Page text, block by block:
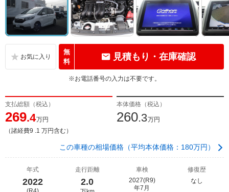
無
料
見積もり・在庫確認
※お電話番号の入力は不要です。
支払総額（税込）
269.4万円
（諸経費9 .1 万円含む）
本体価格（税込）
260.3万円
この車種の相場価格（平均本体価格：180万円）
年式
2022
走行距離
2.0
車検
2027(R9)
年7月
修復歴
なし